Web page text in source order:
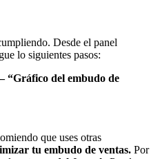
Desde el panel
lo siguientes pasos:
“Gráfico del embudo de
que uses otras
tu embudo de ventas. Por